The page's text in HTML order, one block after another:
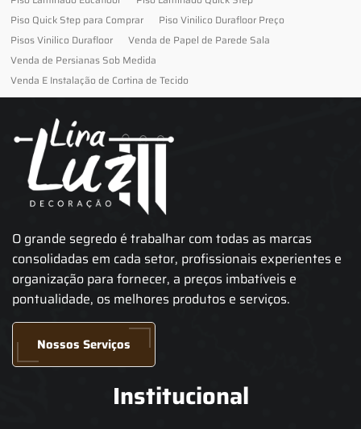
Piso Quick Step para Comprar
Piso Vinilico Durafloor Preço
Pisos Vinilico Durafloor
Venda de Papel de Parede Sala
Venda de Persianas Sob Medida
Venda E Instalação de Cortina de Tecido
O grande segredo é trabalhar com todas as marcas
consolidadas em cada setor, profissionais experientes e
organização para fornecer, a preços imbatíveis e
pontualidade, os melhores produtos e serviços.
Nossos Serviços
Institucional